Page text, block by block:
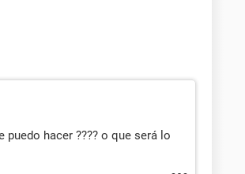
puedo hacer ???? o que será lo